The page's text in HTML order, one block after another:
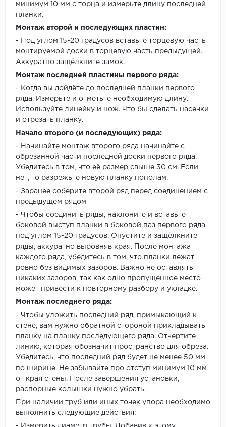
минимум 10 мм с торца и измерьте длину последней
планки.
Монтаж второй и последующих пластин:
- Под углом 15-20 градусов вставьте торцевую часть
монтируемой доски в торцевую часть предыдущей.
Аккуратно защёлкните замок.
Монтаж последней пластины первого ряда:
- Когда вы дойдёте до последней планки первого
ряда. Измерьте и отметьте необходимую длину.
Используйте линейку и нож. Что бы сделать насечки
и отрезать планку.
Начало второго (и последующих) ряда:
- Начинайте монтаж второго ряда начинайте с
обрезанной части последней доски первого ряда.
Убедитесь в том, что её размер свыше 30 см. Если
нет, то разрежьте новую планку пополам.
- Заранее соберите второй ряд перед соединением с
предыдущем рядом
- Чтобы соединить ряды, наклоните и вставьте
боковой выступ планки в боковой паз первого ряда
под углом 15-20 градусов. Опустите и защёлкните
ряды, аккуратно выровняв края. После монтажа
каждого ряда, убедитесь в том, что планки лежат
ровно без видимых зазоров. Важно не оставлять
никаких зазоров, так как одно пропущенное место
может привести к повторному разбору и укладке.
Монтаж последнего ряда:
- Чтобы уложить последний ряд, примыкающий к
стене, вам нужно обратной стороной прикладывать
планку на планку последующего ряда. Отчертите
линию, которая обозначит пространство для обреза.
Убедитесь, что последний ряд будет не менее 50 мм
по ширине. Не забывайте про отступ минимум 10 мм
от края стены. После завершения установки,
распорные колышки нужно убрать.
При наличии труб или иных точек упора необходимо
выполнить следующие действия:
- Измерить диаметр трубы. Добавив к этому